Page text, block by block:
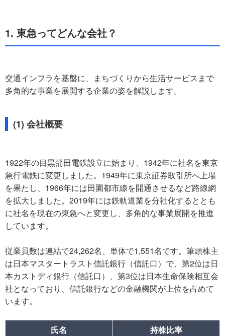
1. 東急ってどんな会社？
交通インフラを基盤に、まちづくりから生活サービスまで
多角的な事業を展開する企業の姿を解説します。
(1) 会社概要
1922年の目黒蒲田電鉄設立に始まり、1942年に社名を東京
急行電鉄に変更しました。1949年に東京証券取引所へ上場
を果たし、1966年には田園都市線を開通させるなど路線網
を拡大しました。2019年には鉄軌道業を分社化するととも
に社名を現在の東急へと変更し、多角的な事業展開を推進
しています。
従業員数は連結で24,262名、単体で1,551名です。筆頭株主
は日本マスタートラスト信託銀行（信託口）で、第2位は日
本カストディ銀行（信託口）、第3位は日本生命保険相互会
社となっており、信託銀行などの金融機関が上位を占めて
います。
氏名
持株比率